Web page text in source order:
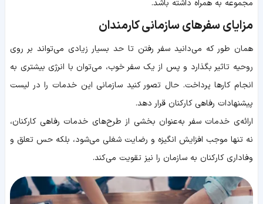
مجموعه به همراه داشته باشد.
مزایای سفرهای سازمانی کارمندان
همان طور که می‌دانید سفر رفتن تا حد بسیار زیادی می‌تواند بر روی
روحیه تاثیر بگذارد و پس از یک سفر خوب، می‌توان با انرژی بیشتری به
انجام کارها پرداخت. حال تصور کنید سازمانی این خدمات را در لیست
پیشنهادات رفاهی کارکنان قرار دهد.
ارائه‌ی خدمات سفر به‌عنوان بخشی از طرح‌های خدمات رفاهی کارکنان،
نه تنها موجب افزایش انگیزه و رضایت شغلی می‌شود، بلکه حس تعلق و
وفاداری کارکنان به سازمان را نیز تقویت می‌کند.